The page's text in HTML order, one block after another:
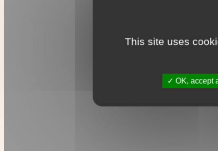
This site uses
OK, accept